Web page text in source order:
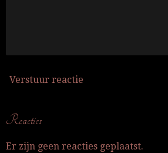
Verstuur reactie
Reacties
Er zijn geen reacties geplaatst.